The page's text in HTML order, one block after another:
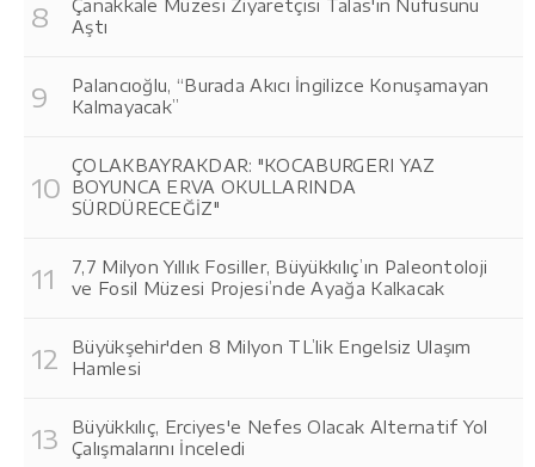
Çanakkale Müzesi Ziyaretçisi Talas'ın Nüfusunu
Aştı
Palancıoğlu, “Burada Akıcı İngilizce Konuşamayan
Kalmayacak”
ÇOLAKBAYRAKDAR: "KOCABURGERI YAZ
BOYUNCA ERVA OKULLARINDA
SÜRDÜRECEĞİZ"
7,7 Milyon Yıllık Fosiller, Büyükkılıç’ın Paleontoloji
ve Fosil Müzesi Projesi’nde Ayağa Kalkacak
Büyükşehir'den 8 Milyon TL’lik Engelsiz Ulaşım
Hamlesi
Büyükkılıç, Erciyes'e Nefes Olacak Alternatif Yol
Çalışmalarını İnceledi